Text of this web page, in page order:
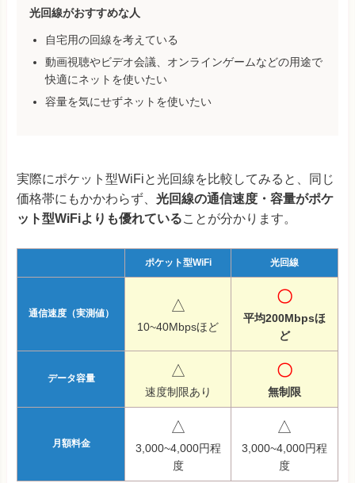
光回線がおすすめな人
自宅用の回線を考えている
動画視聴やビデオ会議、オンラインゲームなどの用途で
快適にネットを使いたい
容量を気にせずネットを使いたい
実際にポケット型WiFiと光回線を比較してみると、同じ
価格帯にもかかわらず、 光回線の通信速度・容量がポケ
ット型WiFiよりも優れていることが分かります。
ポケット型WiFi 光回線
通信速度（実測値） △
10~40Mbpsほど
〇
平均200Mbpsほ
ど
データ容量 △
速度制限あり
〇
無制限
月額料金
△
3,000~4,000円程
度
△
3,000~4,000円程
度